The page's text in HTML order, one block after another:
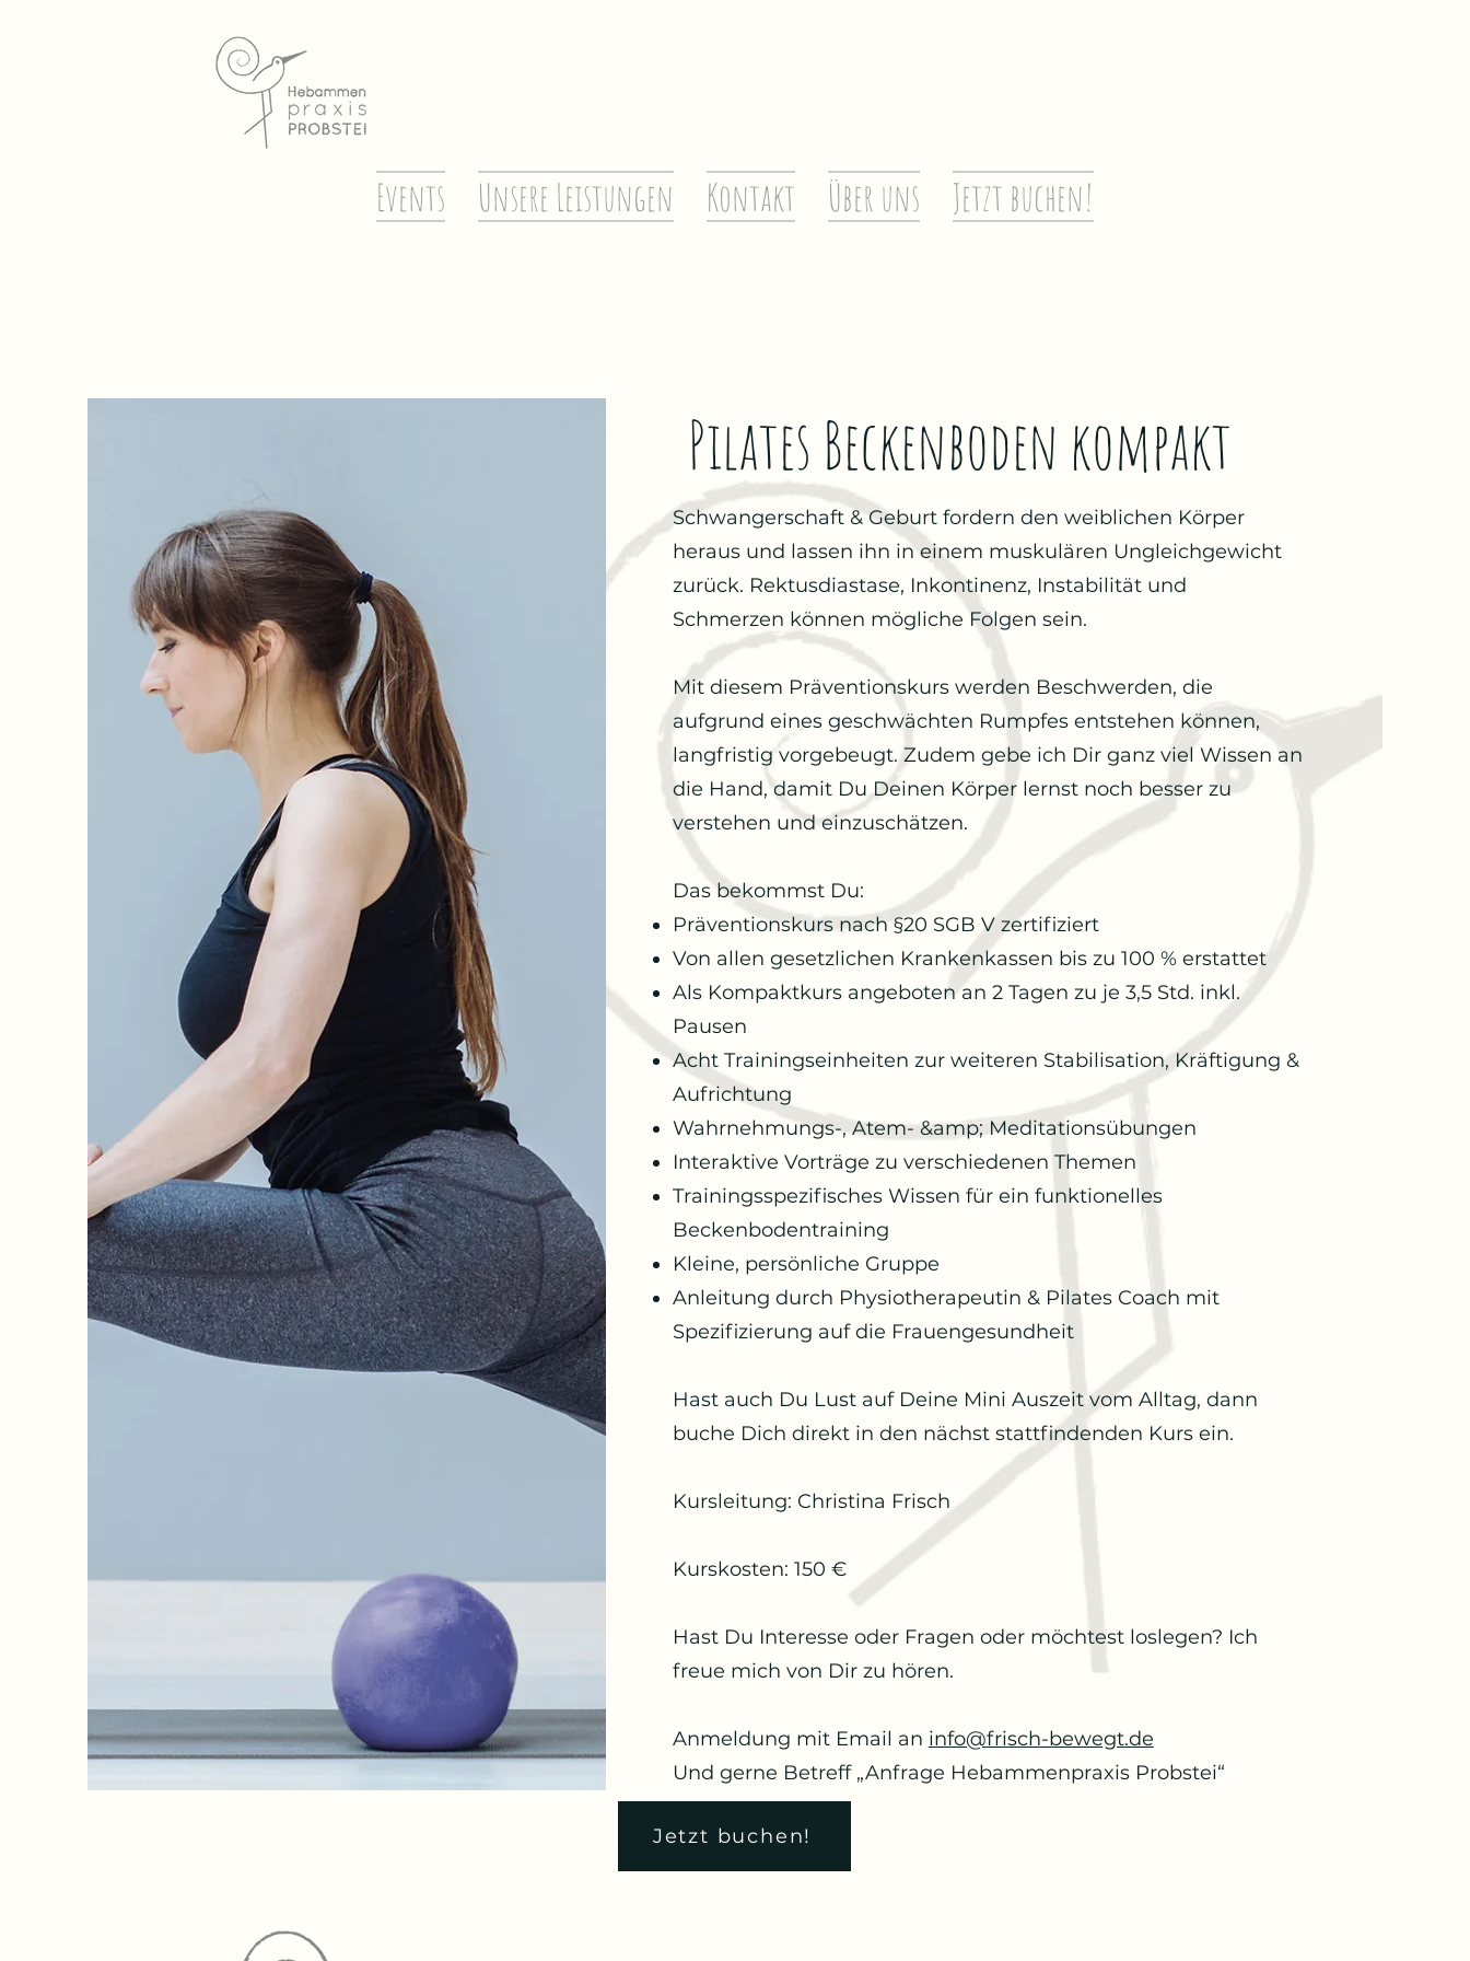
Events Unsere Leistungen Kontakt Über uns Jetzt buchen!
Pilates Beckenboden kompakt
Schwangerschaft & Geburt fordern den weiblichen Körper
heraus und lassen ihn in einem muskulären Ungleichgewicht
zurück. Rektusdiastase, Inkontinenz, Instabilität und
Schmerzen können mögliche Folgen sein.
Mit diesem Präventionskurs werden Beschwerden, die
aufgrund eines geschwächten Rumpfes entstehen können,
langfristig vorgebeugt. Zudem gebe ich Dir ganz viel Wissen an
die Hand, damit Du Deinen Körper lernst noch besser zu
verstehen und einzuschätzen.
Das bekommst Du:
Präventionskurs nach §20 SGB V zertifiziert
Von allen gesetzlichen Krankenkassen bis zu 100 % erstattet
Als Kompaktkurs angeboten an 2 Tagen zu je 3,5 Std. inkl.
Pausen
Acht Trainingseinheiten zur weiteren Stabilisation, Kräftigung &
Aufrichtung
Wahrnehmungs-, Atem- &amp; Meditationsübungen
Interaktive Vorträge zu verschiedenen Themen
Trainingsspezifisches Wissen für ein funktionelles
Beckenbodentraining
Kleine, persönliche Gruppe
Anleitung durch Physiotherapeutin & Pilates Coach mit
Spezifizierung auf die Frauengesundheit
Hast auch Du Lust auf Deine Mini Auszeit vom Alltag, dann
buche Dich direkt in den nächst stattfindenden Kurs ein.
Kursleitung: Christina Frisch
Kurskosten: 150 €
Hast Du Interesse oder Fragen oder möchtest loslegen? Ich
freue mich von Dir zu hören.
Anmeldung mit Email an info@frisch-bewegt.de
Und gerne Betreff „Anfrage Hebammenpraxis Probstei“
Jetzt buchen!